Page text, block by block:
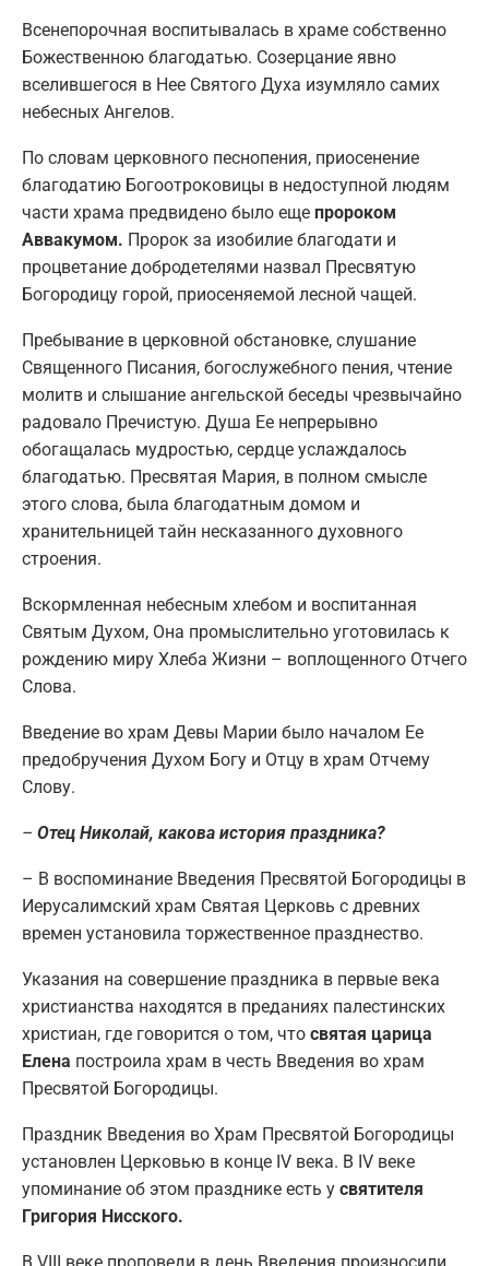
Всенепорочная воспитывалась в храме собственно
Божественною благодатью. Созерцание явно
вселившегося в Нее Святого Духа изумляло самих
небесных Ангелов.
По словам церковного песнопения, приосенение
благодатию Богоотроковицы в недоступной людям
части храма предвидено было еще пророком
Аввакумом. Пророк за изобилие благодати и
процветание добродетелями назвал Пресвятую
Богородицу горой, приосеняемой лесной чащей.
Пребывание в церковной обстановке, слушание
Священного Писания, богослужебного пения, чтение
молитв и слышание ангельской беседы чрезвычайно
радовало Пречистую. Душа Ее непрерывно
обогащалась мудростью, сердце услаждалось
благодатью. Пресвятая Мария, в полном смысле
этого слова, была благодатным домом и
хранительницей тайн несказанного духовного
строения.
Вскормленная небесным хлебом и воспитанная
Святым Духом, Она промыслительно уготовилась к
рождению миру Хлеба Жизни – воплощенного Отчего
Слова.
Введение во храм Девы Марии было началом Ее
предобручения Духом Богу и Отцу в храм Отчему
Слову.
– Отец Николай, какова история праздника?
– В воспоминание Введения Пресвятой Богородицы в
Иерусалимский храм Святая Церковь с древних
времен установила торжественное празднество.
Указания на совершение праздника в первые века
христианства находятся в преданиях палестинских
христиан, где говорится о том, что святая царица
Елена построила храм в честь Введения во храм
Пресвятой Богородицы.
Праздник Введения во Храм Пресвятой Богородицы
установлен Церковью в конце IV века. В IV веке
упоминание об этом празднике есть у святителя
Григория Нисского.